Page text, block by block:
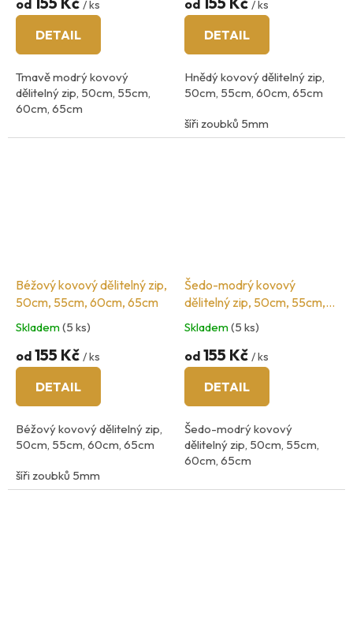
od / ks
DETAIL
Tmavě modrý kovový
dělitelný zip, 50cm, 55cm,
60cm, 65cm
šíři zoubků 5mm
od / ks
DETAIL
Hnědý kovový dělitelný zip,
50cm, 55cm, 60cm, 65cm
šíři zoubků 5mm
Béžový kovový dělitelný zip,
50cm, 55cm, 60cm, 65cm
Skladem(5 ks)
od 155 Kč / ks
DETAIL
Béžový kovový dělitelný zip,
50cm, 55cm, 60cm, 65cm
šíři zoubků 5mm
Šedo-modrý kovový
dělitelný zip, 50cm, 55cm,
60cm, 65cm
Skladem(5 ks)
od 155 Kč / ks
DETAIL
Šedo-modrý kovový
dělitelný zip, 50cm, 55cm,
60cm, 65cm
šíři zoubků 5mm